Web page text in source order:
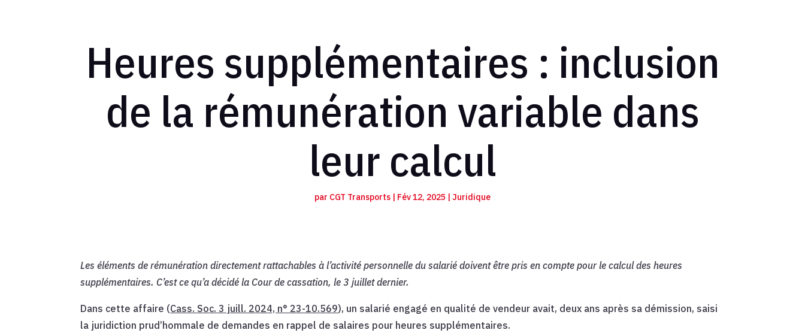
Heures supplémentaires : inclusion
de la rémunération variable dans
leur calcul
par CGT Transports | Fév 12, 2025 | Juridique
Les éléments de rémunération directement rattachables à l’activité personnelle du salarié doivent être pris en compte pour le calcul des heures
supplémentaires. C’est ce qu’a décidé la Cour de cassation, le 3 juillet dernier.
Dans cette affaire (Cass. Soc. 3 juill. 2024, n° 23-10.569), un salarié engagé en qualité de vendeur avait, deux ans après sa démission, saisi
la juridiction prud’hommale de demandes en rappel de salaires pour heures supplémentaires.